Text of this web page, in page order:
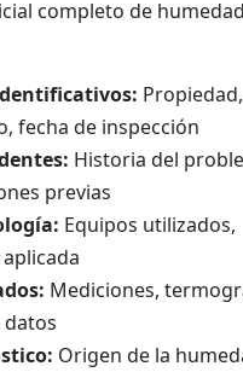
completo de
Propiedad,
fecha de inspección
Historia del
previas
Equipos utilizados,
Mediciones,
datos
Origen de la